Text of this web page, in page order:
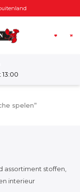
spelen”
assortiment stoffen,
interieur